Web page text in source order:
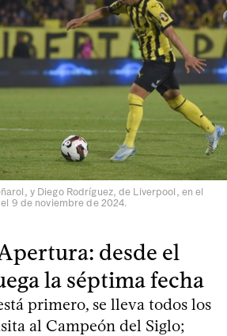
y Diego Rodríguez, de Liverpool, en el
9 de noviembre de 2024.
desde el
la séptima fecha
primero, se lleva todos los
al Campeón del Siglo;